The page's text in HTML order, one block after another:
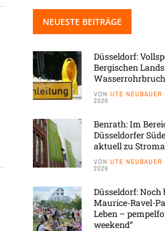
NEUESTE BEITRÄGE
Düsseldorf:
Bergischen
VON UTE NEUBAUER
2026
Benrath: Im
Düsseldorfer
aktuell zu
VON UTE NEUBAUER
2026
Düsseldorf: Noch
Maurice-Ravel-
Leben –
weekend“